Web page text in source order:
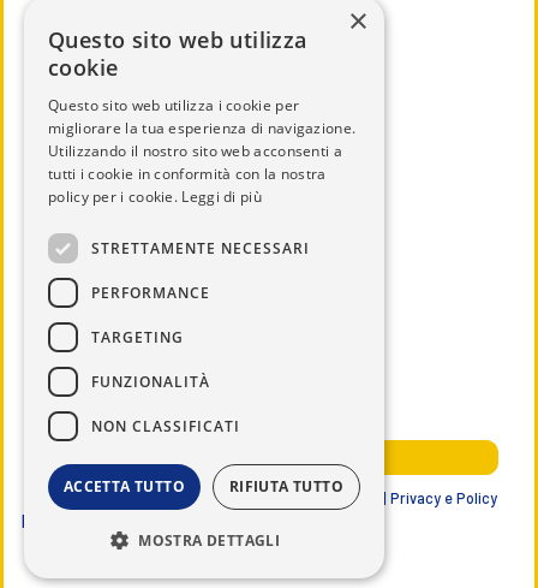
CHI SIAMO
IL DISTRETTO
NEWS ED EVENTI
Lions Club International | Distretto 108 IB3 ITALIA | Privacy e Policy
Data ultimo aggiornamento
×
Questo sito web utilizza
cookie
Questo sito web utilizza i cookie per
migliorare la tua esperienza di navigazione.
Utilizzando il nostro sito web acconsenti a
tutti i cookie in conformità con la nostra
policy per i cookie. Leggi di più
STRETTAMENTE NECESSARI
PERFORMANCE
TARGETING
FUNZIONALITÀ
NON CLASSIFICATI
ACCETTA TUTTO RIFIUTA TUTTO
MOSTRA DETTAGLI